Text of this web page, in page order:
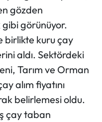
gözden
görünüyor.
birlikte kuru çay
aldı. Sektördeki
Tarım ve Orman
alım fiyatını
belirlemesi oldu.
çay taban